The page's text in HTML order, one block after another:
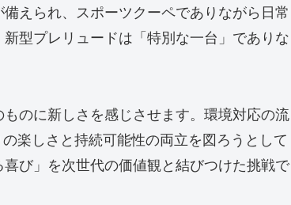
えられ、スポーツクーペでありながら日常
型プレリュードは「特別な一台」でありな
のに新しさを感じさせます。環境対応の流
楽しさと持続可能性の両立を図ろうとして
び」を次世代の価値観と結びつけた挑戦で